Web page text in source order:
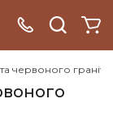
червоного граніту